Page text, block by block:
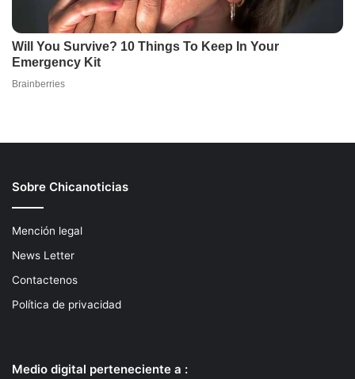
Sobre Chicanoticias
Mención legal
News Letter
Contactenos
Política de privacidad
Medio digital perteneciente a :